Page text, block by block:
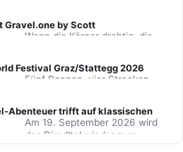
Mank. Der 28. Mostviertler
Gravel.one by Scott
Wenn die Körper drahtig, die
Ergebnislisten zu finden…
Festival Graz/Stattegg 2026
Fünf Rennen, vier Strecken,
World Festival 2026 machte…
Abenteuer trifft auf klassischen
Am 19. September 2026 wird
das Dirndltal wieder zum
Schauplatz für ein spannendes